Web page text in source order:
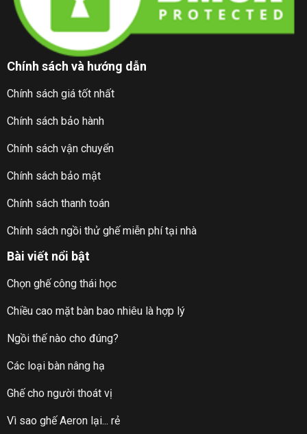
Chính sách và hướng dẫn
Chính sách giá tốt nhất
Chính sách bảo hành
Chính sách vận chuyển
Chính sách bảo mật
Chính sách thanh toán
Chính sách ngồi thử ghế miễn phí tại nhà
Bài viết nổi bật
Chọn ghế công thái học
Chiều cao mặt bàn bao nhiêu là hợp lý
Ngồi thế nào cho đúng?
Các loại bàn nâng hạ
Ghế cho người thoát vị
Vì sao ghế Aeron lại... rẻ